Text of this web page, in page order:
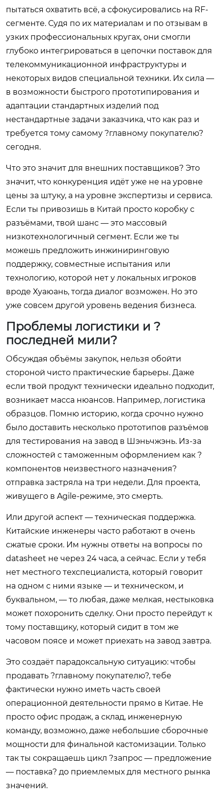
пытаться охватить всё, а сфокусировались на RF-
сегменте. Судя по их материалам и по отзывам в
узких профессиональных кругах, они смогли
глубоко интегрироваться в цепочки поставок для
телекоммуникационной инфраструктуры и
некоторых видов специальной техники. Их сила —
в возможности быстрого прототипирования и
адаптации стандартных изделий под
нестандартные задачи заказчика, что как раз и
требуется тому самому ?главному покупателю?
сегодня.
Что это значит для внешних поставщиков? Это
значит, что конкуренция идёт уже не на уровне
цены за штуку, а на уровне экспертизы и сервиса.
Если ты привозишь в Китай просто коробку с
разъёмами, твой шанс — это массовый
низкотехнологичный сегмент. Если же ты
можешь предложить инжиниринговую
поддержку, совместные испытания или
технологию, которой нет у локальных игроков
вроде Хуаюань, тогда диалог возможен. Но это
уже совсем другой уровень ведения бизнеса.
Проблемы логистики и ?
последней мили?
Обсуждая объёмы закупок, нельзя обойти
стороной чисто практические барьеры. Даже
если твой продукт технически идеально подходит,
возникает масса нюансов. Например, логистика
образцов. Помню историю, когда срочно нужно
было доставить несколько прототипов разъёмов
для тестирования на завод в Шэньчжэнь. Из-за
сложностей с таможенным оформлением как ?
компонентов неизвестного назначения?
отправка застряла на три недели. Для проекта,
живущего в Agile-режиме, это смерть.
Или другой аспект — техническая поддержка.
Китайские инженеры часто работают в очень
сжатые сроки. Им нужны ответы на вопросы по
datasheet не через 24 часа, а сейчас. Если у тебя
нет местного техспециалиста, который говорит
на одном с ними языке — и техническом, и
буквальном, — то любая, даже мелкая, нестыковка
может похоронить сделку. Они просто перейдут к
тому поставщику, который сидит в том же
часовом поясе и может приехать на завод завтра.
Это создаёт парадоксальную ситуацию: чтобы
продавать ?главному покупателю?, тебе
фактически нужно иметь часть своей
операционной деятельности прямо в Китае. Не
просто офис продаж, а склад, инженерную
команду, возможно, даже небольшие сборочные
мощности для финальной кастомизации. Только
так ты сокращаешь цикл ?запрос — предложение
— поставка? до приемлемых для местного рынка
значений.